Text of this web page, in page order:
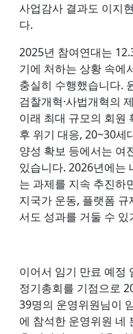
사업감사 결과도 이지
다.
2025년 참여연대는
기에 처하는 상황 속에
충실히 수행했습니다.
검찰개혁·사법개혁의
이래 최대 규모의 회원
후 위기 대응, 20~30세
양성 확보 등에서는 여
있습니다. 2026년에는
는 과제를 지속 추진하
지국가 운동, 플랫폼
서도 성과를 거둘 수
이어서 임기 만료 예정
정기총회를 기점으로
39명의 운영위원님이
에 참석한 운영위원 네